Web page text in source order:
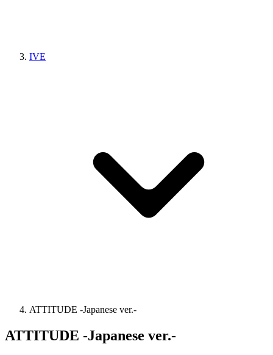
IVE
ATTITUDE -Japanese ver.-
ATTITUDE -Japanese ver.-